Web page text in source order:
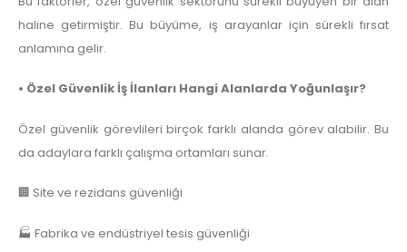
haline getirmiştir. Bu büyüme, iş arayanlar için sürekli fırsat
anlamına gelir.
• Özel Güvenlik İş İlanları Hangi Alanlarda Yoğunlaşır?
Özel güvenlik görevlileri birçok farklı alanda görev alabilir. Bu
da adaylara farklı çalışma ortamları sunar.
🏢 Site ve rezidans güvenliği
🏭 Fabrika ve endüstriyel tesis güvenliği